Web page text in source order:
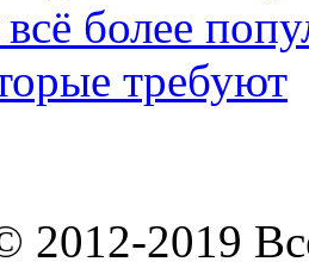
всё более
требуют
2012-2019